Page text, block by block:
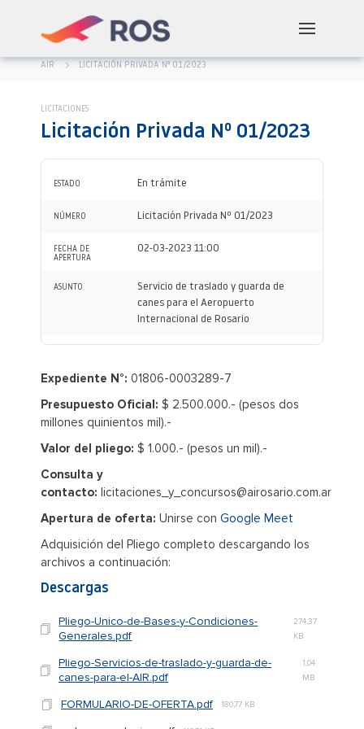
AIR LICITACIÓN PRIVADA Nº 01/2023
LICITACIONES
Licitación Privada Nº 01/2023
ESTADO En trámite
NÚMERO Licitación Privada Nº 01/2023
FECHA DE
APERTURA
02-03-2023 11:00
ASUNTO
Servicio de traslado y guarda de
canes para el Aeropuerto
Internacional de Rosario
Expediente N°: 01806-0003289-7
Presupuesto Oficial: $ 2.500.000.- (pesos dos
millones quinientos mil).-
Valor del pliego: $ 1.000.- (pesos un mil).-
Consulta y
contacto: licitaciones_y_concursos@airosario.com.ar
Apertura de oferta: Unirse con Google Meet
Adquisición del Pliego completo descargando los
archivos a continuación:
Descargas
Pliego-Unico-de-Bases-y-Condiciones-
Generales.pdf
274,37
KB
Pliego-Servicios-de-traslado-y-guarda-de-
canes-para-el-AIR.pdf
1,04
MB
FORMULARIO-DE-OFERTA.pdf 180,77 KB